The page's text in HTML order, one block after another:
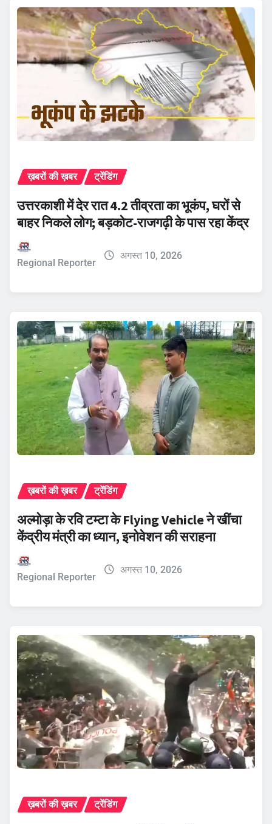
ख़बरों की ख़बर ट्रेंडिंग
उत्तरकाशी में देर रात 4.2 तीव्रता का भूकंप, घरों से
बाहर निकले लोग; बड़कोट-राजगढ़ी के पास रहा केंद्र
Regional Reporter
अगस्त 10, 2026
ख़बरों की ख़बर ट्रेंडिंग
अल्मोड़ा के रवि टम्टा के Flying Vehicle ने खींचा
केंद्रीय मंत्री का ध्यान, इनोवेशन की सराहना
Regional Reporter
अगस्त 10, 2026
ख़बरों की ख़बर ट्रेंडिंग